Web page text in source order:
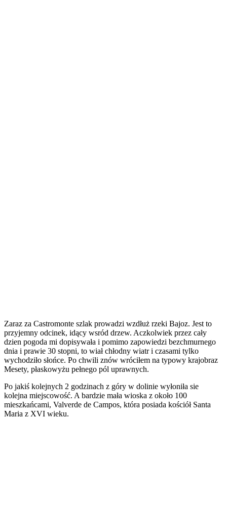
Zaraz za Castromonte szlak prowadzi wzdłuż rzeki Bajoz. Jest to
przyjemny odcinek, idący wsród drzew. Aczkolwiek przez cały
dzien pogoda mi dopisywała i pomimo zapowiedzi bezchmurnego
dnia i prawie 30 stopni, to wiał chłodny wiatr i czasami tylko
wychodziło słońce. Po chwili znów wróciłem na typowy krajobraz
Mesety, płaskowyżu pełnego pól uprawnych.
Po jakiś kolejnych 2 godzinach z góry w dolinie wyłoniła sie
kolejna miejscowość. A bardzie mała wioska z około 100
mieszkańcami, Valverde de Campos, która posiada kościół Santa
Maria z XVI wieku.